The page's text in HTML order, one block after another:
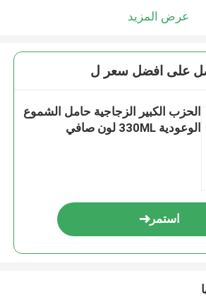
عرض المزيد
على افضل سعر ل
الحزب الكبير الزجاجية حامل الشموع
الوعودية 330ML لون صافي
استمر